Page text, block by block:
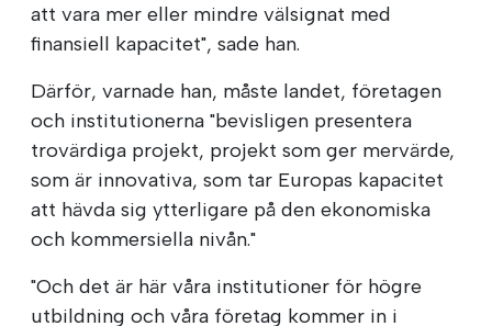
att vara mer eller mindre välsignat med
finansiell kapacitet", sade han.
Därför, varnade han, måste landet, företagen
och institutionerna "bevisligen presentera
trovärdiga projekt, projekt som ger mervärde,
som är innovativa, som tar Europas kapacitet
att hävda sig ytterligare på den ekonomiska
och kommersiella nivån."
"Och det är här våra institutioner för högre
utbildning och våra företag kommer in i